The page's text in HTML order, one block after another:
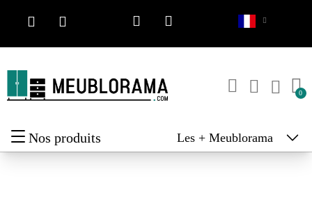
Nos produits Les + Meublorama